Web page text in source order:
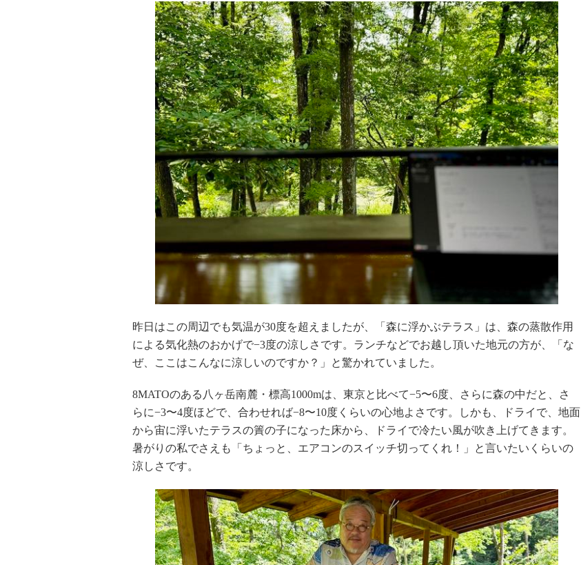
昨日はこの周辺でも気温が30度を超えましたが、「森に浮かぶテラス」は、森の蒸散作用
による気化熱のおかげで−3度の涼しさです。ランチなどでお越し頂いた地元の方が、「な
ぜ、ここはこんなに涼しいのですか？」と驚かれていました。
8MATOのある八ヶ岳南麓・標高1000mは、東京と比べて−5〜6度、さらに森の中だと、さ
らに−3〜4度ほどで、合わせれば−8〜10度くらいの心地よさです。しかも、ドライで、地面
から宙に浮いたテラスの簀の子になった床から、ドライで冷たい風が吹き上げてきます。
暑がりの私でさえも「ちょっと、エアコンのスイッチ切ってくれ！」と言いたいくらいの
涼しさです。